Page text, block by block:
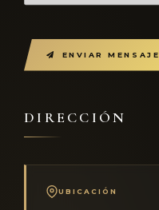
ENVIAR MENSAJE
DIRECCIÓN
UBICACIÓN